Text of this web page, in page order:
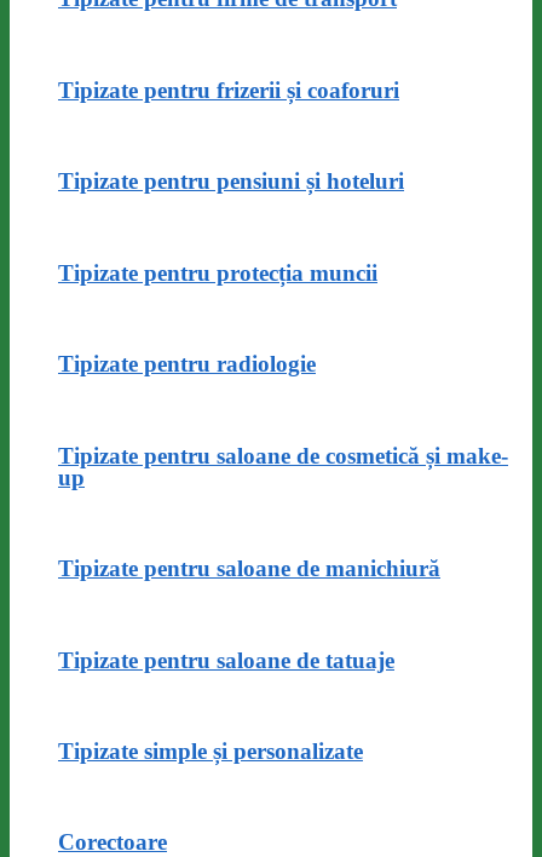
Tipizate pentru frizerii și coaforuri
Tipizate pentru pensiuni și hoteluri
Tipizate pentru protecția muncii
Tipizate pentru radiologie
Tipizate pentru saloane de cosmetică și make-
up
Tipizate pentru saloane de manichiură
Tipizate pentru saloane de tatuaje
Tipizate simple și personalizate
Corectoare